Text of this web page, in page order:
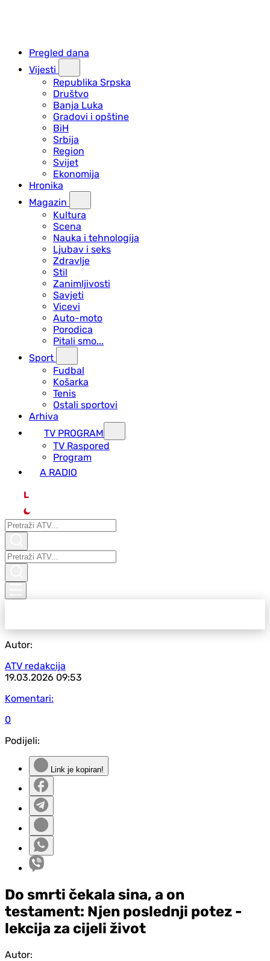
Pregled dana
Vijesti
Republika Srpska
Društvo
Banja Luka
Gradovi i opštine
BiH
Srbija
Region
Svijet
Ekonomija
Hronika
Magazin
Kultura
Scena
Nauka i tehnologija
Ljubav i seks
Zdravlje
Stil
Zanimljivosti
Savjeti
Vicevi
Auto-moto
Porodica
Pitali smo...
Sport
Fudbal
Košarka
Tenis
Ostali sportovi
Arhiva
TV PROGRAM
ТV Raspored
Program
A RADIO
L
Autor:
ATV redakcija
19.03.2026 09:53
Komentari:
0
Podijeli:
Link je kopiran!
Do smrti čekala sina, a on
testament: Njen poslednji potez -
lekcija za cijeli život
Autor: